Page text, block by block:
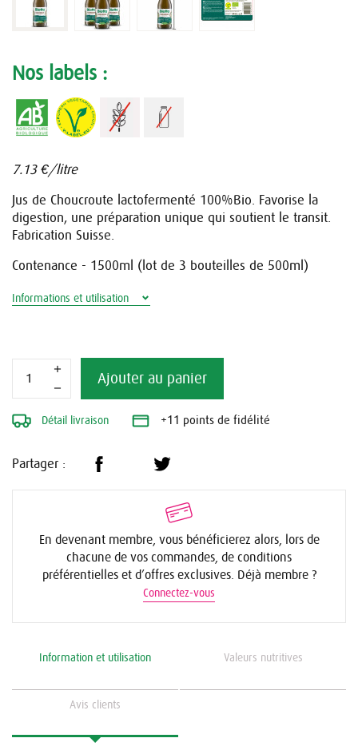
Nos labels :
7.13 €/litre
Jus de Choucroute lactofermenté 100%Bio. Favorise la
digestion, une préparation unique qui soutient le transit.
Fabrication Suisse.
Contenance - 1500ml (lot de 3 bouteilles de 500ml)
Informations et utilisation
Ajouter au panier
Détail livraison +11 points de fidélité
Partager :
En devenant membre, vous bénéficierez alors, lors de
chacune de vos commandes, de conditions
préférentielles et d’offres exclusives. Déjà membre ?
Connectez-vous
Information et utilisation Valeurs nutritives
Avis clients